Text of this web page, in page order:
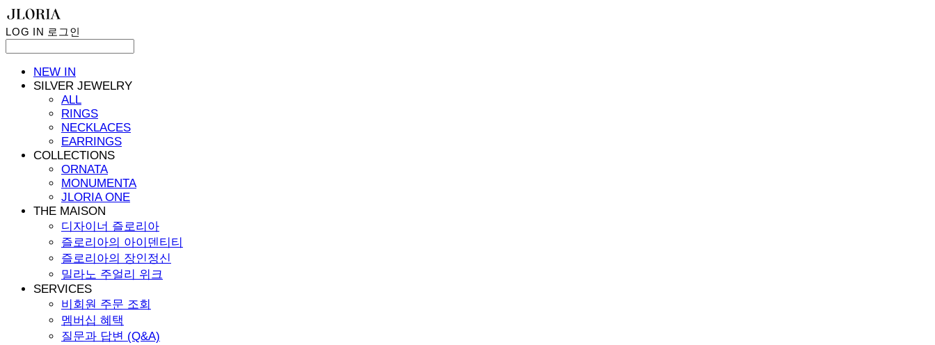
LOG IN 로그인
NEW IN
SILVER JEWELRY
ALL
RINGS
NECKLACES
EARRINGS
COLLECTIONS
ORNATA
MONUMENTA
JLORIA ONE
THE MAISON
디자이너 즐로리아
즐로리아의 아이덴티티
즐로리아의 장인정신
밀라노 주얼리 위크
SERVICES
비회원 주문 조회
멤버십 혜택
질문과 답변 (Q&A)